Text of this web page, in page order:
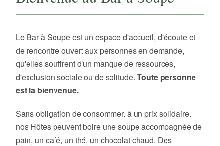
Le Bar à Soupe est un espace d'accueil, d'écoute et
de rencontre ouvert aux personnes en demande,
qu'elles souffrent d'un manque de ressources,
d'exclusion sociale ou de solitude. Toute personne
est la bienvenue.
Sans obligation de consommer, à un prix solidaire,
nos Hôtes peuvent boire une soupe accompagnée de
pain, un café, un thé, un chocolat chaud. Des